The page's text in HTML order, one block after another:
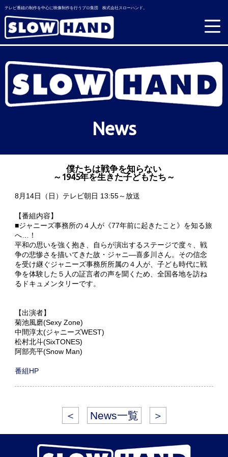
テレビ番組の制作を中心に映像制作を行うプロ集団 株式会社スローハンド。
News
僕たちは戦争を知らない
～1945年を生きた子どもたち～
8月14日（日）テレビ朝日 13:55～放送
【番組内容】
■ジャニーズ事務所の４人が《77年前に起きたこと》を知る旅
へ…！
平和の思いを強く抱き、自らが演出するステージで度々、戦
争の悲惨さを描いてきた故・ジャニ―喜多川さん。その信念
を受け継ぐジャニーズ事務所所属の４人が、子ども時代に戦
争を体験した５人の証言者の声を聞くため、全国各地を訪ね
るドキュメンタリーです。
【出演者】
菊池風磨(Sexy Zone)
中間淳太(ジャニーズWEST)
松村北斗(SixTONES)
阿部亮平(Snow Man)
番組HP
＜ News一覧 ＞